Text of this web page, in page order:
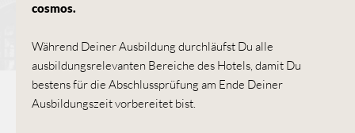
cosmos.
Während Deiner Ausbildung durchläufst Du alle
ausbildungsrelevanten Bereiche des Hotels, damit Du
bestens für die Abschlussprüfung am Ende Deiner
Ausbildungszeit vorbereitet bist.